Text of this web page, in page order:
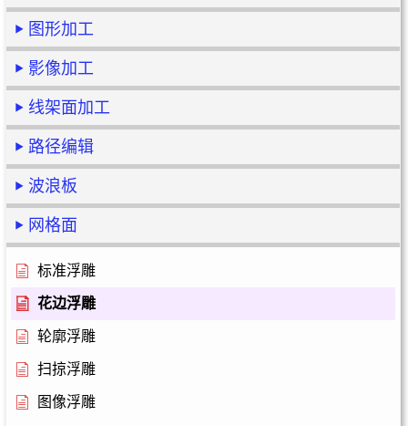
图形加工
影像加工
线架面加工
路径编辑
波浪板
网格面
标准浮雕
花边浮雕
轮廓浮雕
扫掠浮雕
图像浮雕